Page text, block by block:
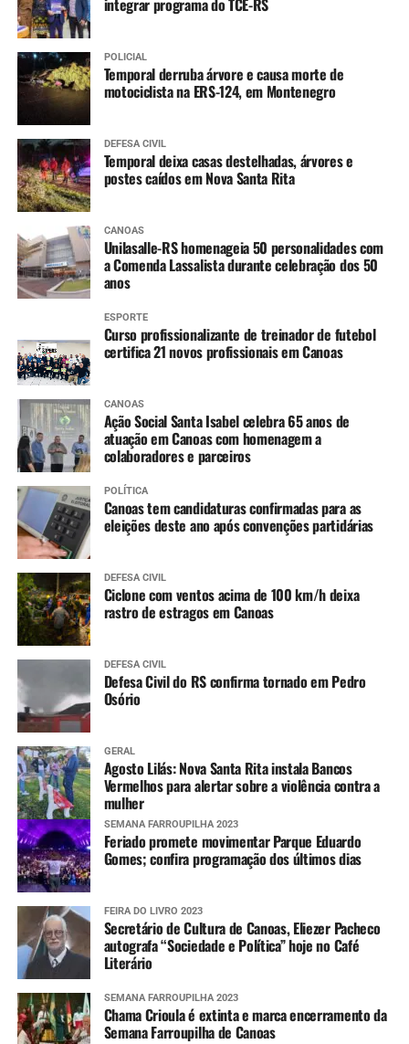
POLICIAL
Temporal derruba árvore e causa morte de
motociclista na ERS-124, em Montenegro
DEFESA CIVIL
Temporal deixa casas destelhadas, árvores e
postes caídos em Nova Santa Rita
CANOAS
Unilasalle-RS homenageia 50 personalidades com
a Comenda Lassalista durante celebração dos 50
anos
ESPORTE
Curso profissionalizante de treinador de futebol
certifica 21 novos profissionais em Canoas
CANOAS
Ação Social Santa Isabel celebra 65 anos de
atuação em Canoas com homenagem a
colaboradores e parceiros
POLÍTICA
Canoas tem candidaturas confirmadas para as
eleições deste ano após convenções partidárias
DEFESA CIVIL
Ciclone com ventos acima de 100 km/h deixa
rastro de estragos em Canoas
DEFESA CIVIL
Defesa Civil do RS confirma tornado em Pedro
Osório
GERAL
Agosto Lilás: Nova Santa Rita instala Bancos
Vermelhos para alertar sobre a violência contra a
mulher
SEMANA FARROUPILHA 2023
Feriado promete movimentar Parque Eduardo
Gomes; confira programação dos últimos dias
FEIRA DO LIVRO 2023
Secretário de Cultura de Canoas, Eliezer Pacheco
autografa “Sociedade e Política” hoje no Café
Literário
SEMANA FARROUPILHA 2023
Chama Crioula é extinta e marca encerramento da
Semana Farroupilha de Canoas